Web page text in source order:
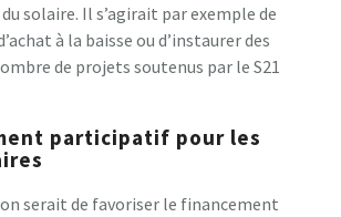
solaire. Il s’agirait par exemple de
à la baisse ou d’instaurer des
de projets soutenus par le S21
participatif pour les
serait de favoriser le financement